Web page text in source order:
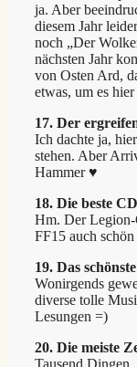
ja. Aber
diesem Jahr
noch „Der
nächsten Jahr
von Osten Ard,
etwas, um es
17. Der
Ich dachte ja,
stehen. Aber
Hammer ♥
18. Die beste
Hm. Der
FF15 auch
19. Das
Wonirgends
diverse tolle
Lesungen =)
20. Die meiste